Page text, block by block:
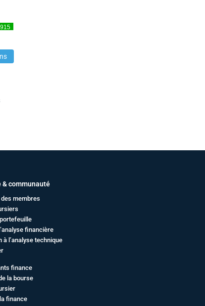
& communauté
membres
financière
à l’analyse technique
finance
la bourse
finance